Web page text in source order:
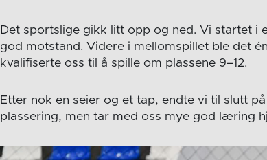
Det sportslige gikk litt opp og ned. Vi startet i
god motstand. Videre i mellomspillet ble det
kvalifiserte oss til å spille om plassene 9–12.
Etter nok en seier og et tap, endte vi til slutt
plassering, men tar med oss mye god læring